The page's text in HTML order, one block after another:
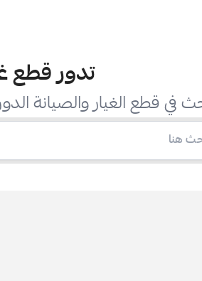
تدور قطع
في قطع الغيار والصيانة